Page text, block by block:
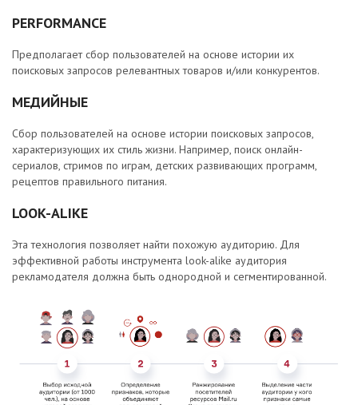
PERFORMANCE
Предполагает сбор пользователей на основе истории их
поисковых запросов релевантных товаров и/или конкурентов.
МЕДИЙНЫЕ
Сбор пользователей на основе истории поисковых запросов,
характеризующих их стиль жизни. Например, поиск онлайн-
сериалов, стримов по играм, детских развивающих программ,
рецептов правильного питания.
LOOK-ALIKE
Эта технология позволяет найти похожую аудиторию. Для
эффективной работы инструмента look-alike аудитория
рекламодателя должна быть однородной и сегментированной.